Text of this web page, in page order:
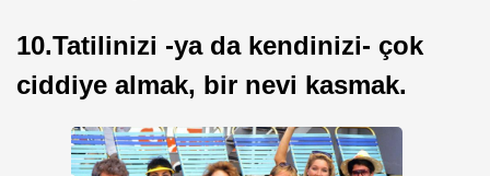
10.Tatilinizi -ya da kendinizi- çok
ciddiye almak, bir nevi kasmak.